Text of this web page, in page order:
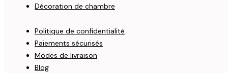
Décoration de chambre
Politique de confidentialité
Paiements sécurisés
Modes de livraison
Blog